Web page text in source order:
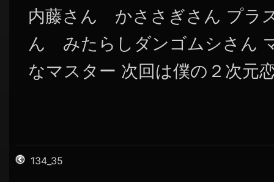
内藤さん かささぎさん プラ
ん みたらしダンゴムシさん
なマスター 次回は僕の２次元
134_35